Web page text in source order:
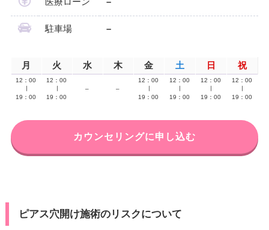
駐車場 –
月 火 水 木 金 土 日 祝
12：00
19：00
12：00
19：00
– –
12：00
19：00
12：00
19：00
12：00
19：00
12：00
19：00
カウンセリングに申し込む
ピアス穴開け施術のリスクについて